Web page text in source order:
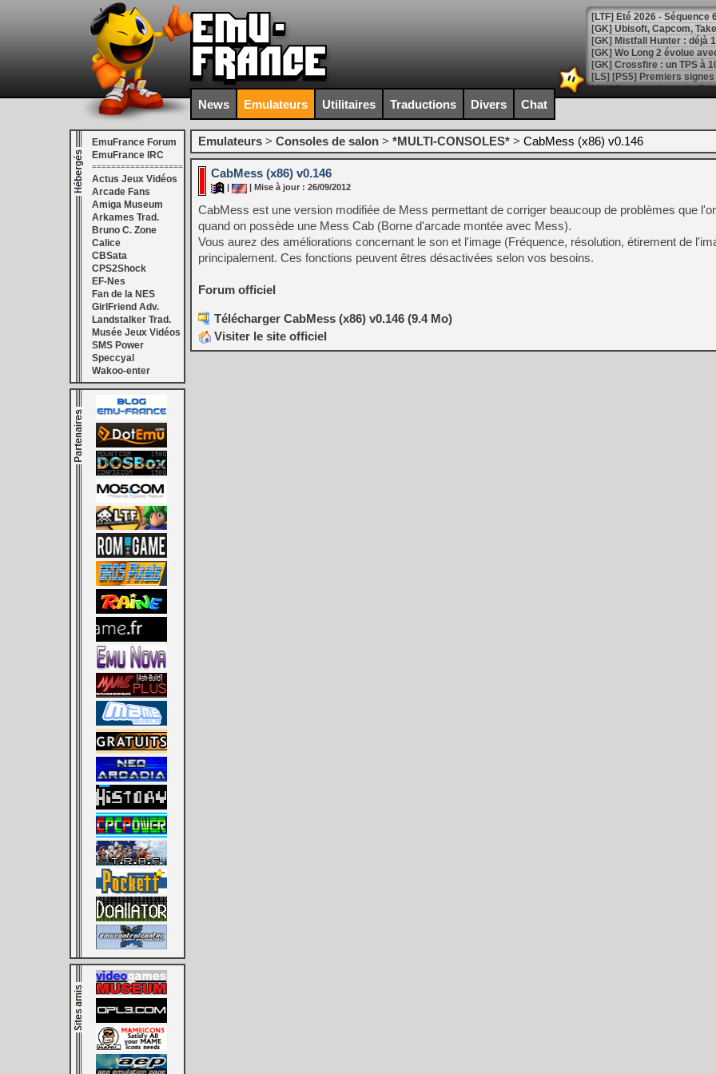
[LTF] Eté 2026 - Séquence
[GK] Mistfall Hunter : déjà
[GK] Wo Long 2 évolue
[GK] Crossfire : un TPS à
[LS] [PS5] Premiers
[Mo5] DOOM arrive en
[GK] Bethesda fête les 30
[GK] Roblox : l'action en
[GK] Agenda - GeForce
[GK] Devolver Digital en a
[LS] [PS5] ps5-y2jb-
[GK] Pourquoi Marvel
[GK] Test : Restory : Chill
[GK] GTA 6 : Rockstar
[GK] Hot Wheels Infinite
[GK] Mémoire cash -
[GK] Résultats Nintendo :
[Mo5] Brickboy cherche à
[GK] Minecraft et ses «
[GK] Ubisoft : fin de partie
[GK] Mémoire cash -
[GK] Dan Houser (GTA)
[GK] Comment EA Sports
[GK] Crimson Moon : un
[GK] Isle of Reveries : le
[GK] Moonlighter 2 : The
[GK] Capcom relance
News Emulateurs Utilitaires Traductions Divers Chat
EmuFrance Forum
EmuFrance IRC
===================
Actus Jeux Vidéos
Arcade Fans
Amiga Museum
Arkames Trad.
Bruno C. Zone
Calice
CBSata
CPS2Shock
EF-Nes
Fan de la NES
GirlFriend Adv.
Landstalker Trad.
Musée Jeux Vidéos
SMS Power
Speccyal
Wakoo-enter
Emulateurs > Consoles de salon > *MULTI-CONSOLES* > CabMess (x86) v0.146
CabMess (x86) v0.146
| Mise à jour : 26/09/2012
CabMess est une version modifiée de Mess permettant de corriger beaucoup de problèmes que
quand on possède une Mess Cab (Borne d'arcade montée avec Mess).
Vous aurez des améliorations concernant le son et l'image (Fréquence, résolution, étirement de
principalement. Ces fonctions peuvent êtres désactivées selon vos besoins.
Forum officiel
Télécharger CabMess (x86) v0.146 (9.4 Mo)
Visiter le site officiel